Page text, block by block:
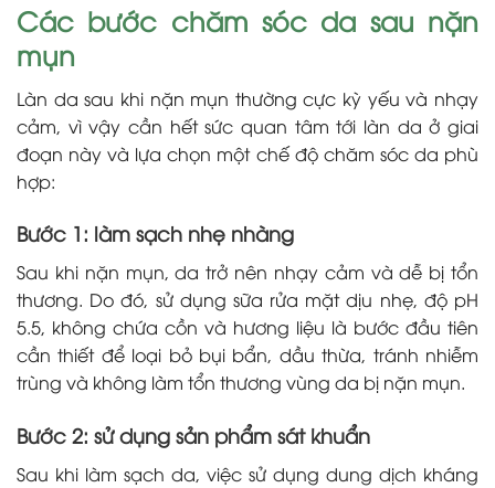
Các bước chăm sóc da sau nặn
mụn
Làn da sau khi nặn mụn thường cực kỳ yếu và nhạy
cảm, vì vậy cần hết sức quan tâm tới làn da ở giai
đoạn này và lựa chọn một chế độ chăm sóc da phù
hợp:
Bước 1: làm sạch nhẹ nhàng
Sau khi nặn mụn, da trở nên nhạy cảm và dễ bị tổn
thương. Do đó, sử dụng sữa rửa mặt dịu nhẹ, độ pH
5.5, không chứa cồn và hương liệu là bước đầu tiên
cần thiết để loại bỏ bụi bẩn, dầu thừa, tránh nhiễm
trùng và không làm tổn thương vùng da bị nặn mụn.
Bước 2: sử dụng sản phẩm sát khuẩn
Sau khi làm sạch da, việc sử dụng dung dịch kháng